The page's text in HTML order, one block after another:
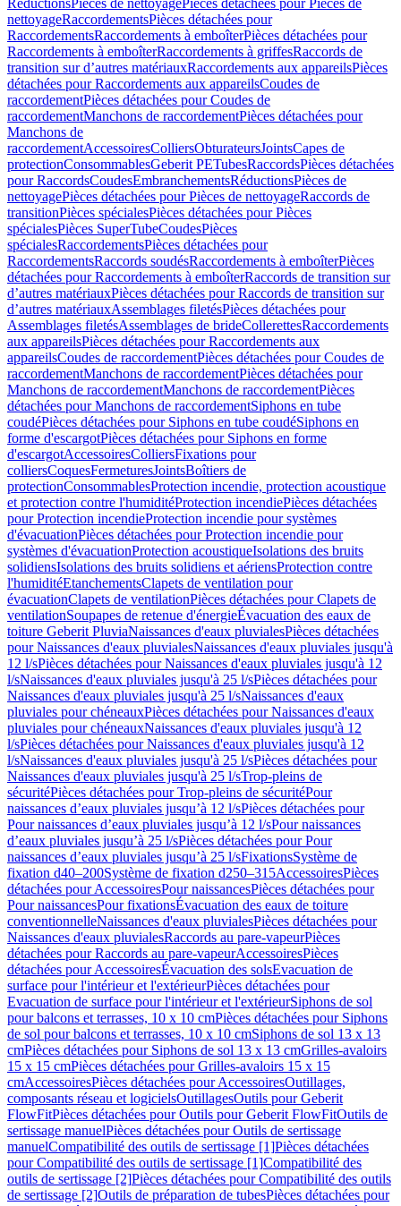
RéductionsPièces de nettoyagePièces détachées pour Pièces de
nettoyageRaccordementsPièces détachées pour
RaccordementsRaccordements à emboîterPièces détachées pour
Raccordements à emboîterRaccordements à griffesRaccords de
transition sur d’autres matériauxRaccordements aux appareilsPièces
détachées pour Raccordements aux appareilsCoudes de
raccordementPièces détachées pour Coudes de
raccordementManchons de raccordementPièces détachées pour
Manchons de
raccordementAccessoiresColliersObturateursJointsCapes de
protectionConsommablesGeberit PETubesRaccordsPièces détachées
pour RaccordsCoudesEmbranchementsRéductionsPièces de
nettoyagePièces détachées pour Pièces de nettoyageRaccords de
transitionPièces spécialesPièces détachées pour Pièces
spécialesPièces SuperTubeCoudesPièces
spécialesRaccordementsPièces détachées pour
RaccordementsRaccords soudésRaccordements à emboîterPièces
détachées pour Raccordements à emboîterRaccords de transition sur
d’autres matériauxPièces détachées pour Raccords de transition sur
d’autres matériauxAssemblages filetésPièces détachées pour
Assemblages filetésAssemblages de brideCollerettesRaccordements
aux appareilsPièces détachées pour Raccordements aux
appareilsCoudes de raccordementPièces détachées pour Coudes de
raccordementManchons de raccordementPièces détachées pour
Manchons de raccordementManchons de raccordementPièces
détachées pour Manchons de raccordementSiphons en tube
coudéPièces détachées pour Siphons en tube coudéSiphons en
forme d'escargotPièces détachées pour Siphons en forme
d'escargotAccessoiresColliersFixations pour
colliersCoquesFermeturesJointsBoîtiers de
protectionConsommablesProtection incendie, protection acoustique
et protection contre l'humiditéProtection incendiePièces détachées
pour Protection incendieProtection incendie pour systèmes
d'évacuationPièces détachées pour Protection incendie pour
systèmes d'évacuationProtection acoustiqueIsolations des bruits
solidiensIsolations des bruits solidiens et aériensProtection contre
l'humiditéEtanchementsClapets de ventilation pour
évacuationClapets de ventilationPièces détachées pour Clapets de
ventilationSoupapes de retenue d'énergieÉvacuation des eaux de
toiture Geberit PluviaNaissances d'eaux pluvialesPièces détachées
pour Naissances d'eaux pluvialesNaissances d'eaux pluviales jusqu'à
12 l/sPièces détachées pour Naissances d'eaux pluviales jusqu'à 12
l/sNaissances d'eaux pluviales jusqu'à 25 l/sPièces détachées pour
Naissances d'eaux pluviales jusqu'à 25 l/sNaissances d'eaux
pluviales pour chéneauxPièces détachées pour Naissances d'eaux
pluviales pour chéneauxNaissances d'eaux pluviales jusqu'à 12
l/sPièces détachées pour Naissances d'eaux pluviales jusqu'à 12
l/sNaissances d'eaux pluviales jusqu'à 25 l/sPièces détachées pour
Naissances d'eaux pluviales jusqu'à 25 l/sTrop-pleins de
sécuritéPièces détachées pour Trop-pleins de sécuritéPour
naissances d’eaux pluviales jusqu’à 12 l/sPièces détachées pour
Pour naissances d’eaux pluviales jusqu’à 12 l/sPour naissances
d’eaux pluviales jusqu’à 25 l/sPièces détachées pour Pour
naissances d’eaux pluviales jusqu’à 25 l/sFixationsSystème de
fixation d40–200Système de fixation d250–315AccessoiresPièces
détachées pour AccessoiresPour naissancesPièces détachées pour
Pour naissancesPour fixationsÉvacuation des eaux de toiture
conventionnelleNaissances d'eaux pluvialesPièces détachées pour
Naissances d'eaux pluvialesRaccords au pare-vapeurPièces
détachées pour Raccords au pare-vapeurAccessoiresPièces
détachées pour AccessoiresÉvacuation des solsEvacuation de
surface pour l'intérieur et l'extérieurPièces détachées pour
Evacuation de surface pour l'intérieur et l'extérieurSiphons de sol
pour balcons et terrasses, 10 x 10 cmPièces détachées pour Siphons
de sol pour balcons et terrasses, 10 x 10 cmSiphons de sol 13 x 13
cmPièces détachées pour Siphons de sol 13 x 13 cmGrilles-avaloirs
15 x 15 cmPièces détachées pour Grilles-avaloirs 15 x 15
cmAccessoiresPièces détachées pour AccessoiresOutillages,
composants réseau et logicielsOutillagesOutils pour Geberit
FlowFitPièces détachées pour Outils pour Geberit FlowFitOutils de
sertissage manuelPièces détachées pour Outils de sertissage
manuelCompatibilité des outils de sertissage [1]Pièces détachées
pour Compatibilité des outils de sertissage [1]Compatibilité des
outils de sertissage [2]Pièces détachées pour Compatibilité des outils
de sertissage [2]Outils de préparation de tubesPièces détachées pour